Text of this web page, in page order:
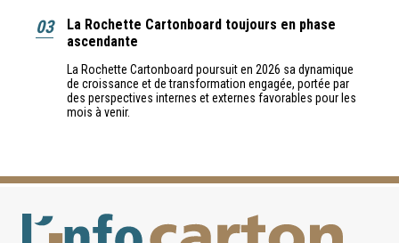
03
La Rochette Cartonboard toujours en phase
ascendante
La Rochette Cartonboard poursuit en 2026 sa dynamique
de croissance et de transformation engagée, portée par
des perspectives internes et externes favorables pour les
mois à venir.